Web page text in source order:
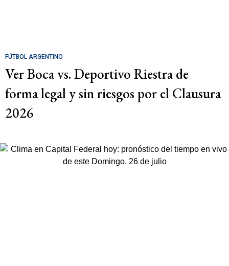
FÚTBOL ARGENTINO
Ver Boca vs. Deportivo Riestra de
forma legal y sin riesgos por el Clausura
2026